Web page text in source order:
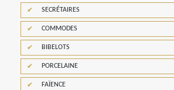
SECRÉTAIRES
COMMODES
BIBELOTS
PORCELAINE
FAÏENCE